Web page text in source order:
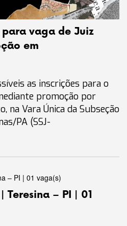
vaga de Juiz
em
as inscrições para o
promoção por
na Vara Única da Subseção
PA (SSJ-
– PI | 01